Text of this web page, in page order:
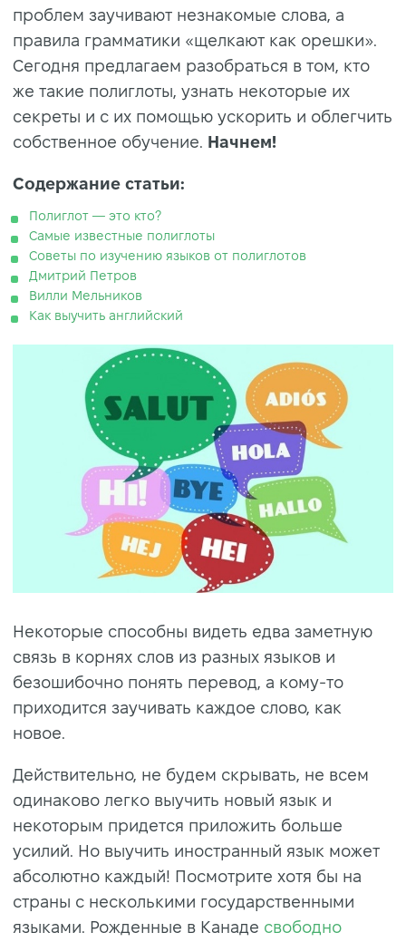
проблем заучивают незнакомые слова, а
правила грамматики «щелкают как орешки».
Сегодня предлагаем разобраться в том, кто
же такие полиглоты, узнать некоторые их
секреты и с их помощью ускорить и облегчить
собственное обучение. Начнем!
Содержание статьи:
Полиглот — это кто?
Самые известные полиглоты
Советы по изучению языков от полиглотов
Дмитрий Петров
Вилли Мельников
Как выучить английский
Некоторые способны видеть едва заметную
связь в корнях слов из разных языков и
безошибочно понять перевод, а кому-то
приходится заучивать каждое слово, как
новое.
Действительно, не будем скрывать, не всем
одинаково легко выучить новый язык и
некоторым придется приложить больше
усилий. Но выучить иностранный язык может
абсолютно каждый! Посмотрите хотя бы на
страны с несколькими государственными
языками. Рожденные в Канаде свободно